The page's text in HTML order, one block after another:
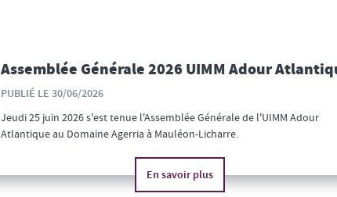
Assemblée Générale 2026 UIMM Adour
PUBLIÉ LE 30/06/2026
Jeudi 25 juin 2026 s'est tenue l'Assemblée Générale de l'UIMM Adour
Atlantique au Domaine Agerria à Mauléon-Licharre.
En savoir plus